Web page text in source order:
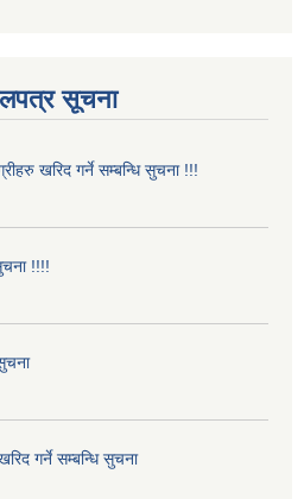
सूचना
खरिद गर्ने सम्बन्धि सुचना !!!
!!!!
गर्ने सम्बन्धि सुचना